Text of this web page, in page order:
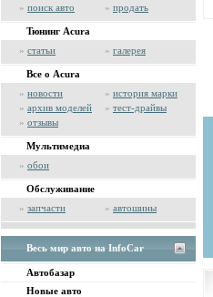
» поиск авто » продать
Тюнинг Acura
» статьи » галерея
Все о Acura
» новости » история марки
» архив моделей » тест-драйвы
» отзывы
Мультимедиа
» обои
Обслуживание
» запчасти » автошины
Весь мир авто на InfoCar
Автобазар
Новые авто